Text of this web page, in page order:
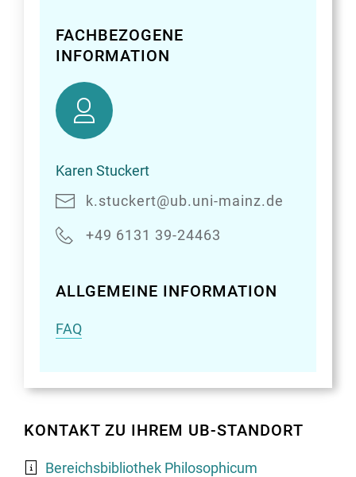
FACHBEZOGENE
INFORMATION
Karen
Stuckert
Karen Stuckert
k.stuckert@ub.uni-mainz.de
+49 6131 39-24463
ALLGEMEINE INFORMATION
FAQ
KONTAKT ZU IHREM UB-STANDORT
Bereichsbibliothek Philosophicum